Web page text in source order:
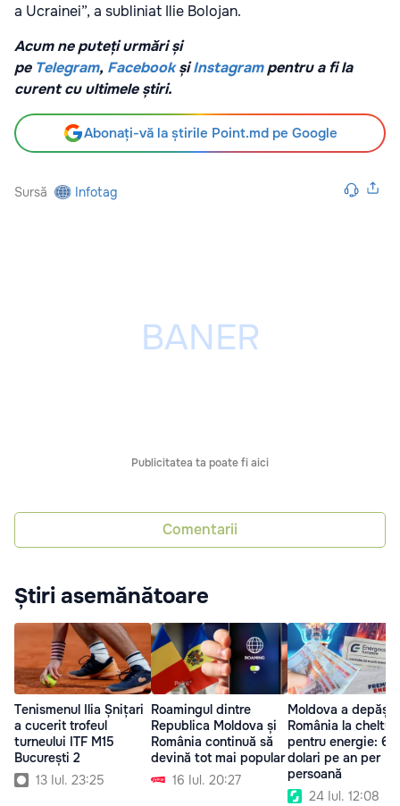
a Ucrainei”, a subliniat Ilie Bolojan.
Acum ne puteți urmări și
pe Telegram, Facebook șiInstagrampentru a fi la
curent cu ultimele știri.
Abonați-vă la știrile Point.md pe Google
Sursă Infotag
Publicitatea ta poate fi aici
Comentarii
Știri asemănătoare
Tenismenul Ilia Șnițari
a cucerit trofeul
turneului ITF M15
București 2
13 Iul. 23:25
Roamingul dintre
Republica Moldova și
România continuă să
devină tot mai popular
16 Iul. 20:27
Moldova a depășit
România la
pentru energie:
dolari pe an per
persoană
24 Iul. 12:08